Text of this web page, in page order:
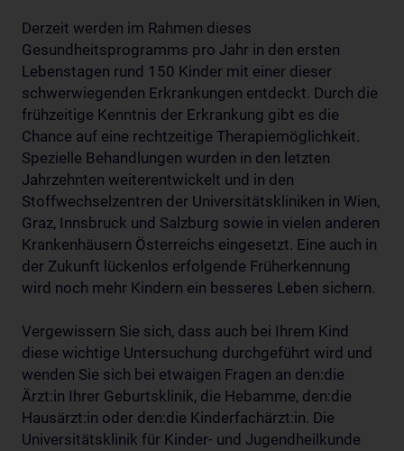
Derzeit werden im Rahmen dieses
Gesundheitsprogramms pro Jahr in den ersten
Lebenstagen rund 150 Kinder mit einer dieser
schwerwiegenden Erkrankungen entdeckt. Durch die
frühzeitige Kenntnis der Erkrankung gibt es die
Chance auf eine rechtzeitige Therapiemöglichkeit.
Spezielle Behandlungen wurden in den letzten
Jahrzehnten weiterentwickelt und in den
Stoffwechselzentren der Universitätskliniken in Wien,
Graz, Innsbruck und Salzburg sowie in vielen anderen
Krankenhäusern Österreichs eingesetzt. Eine auch in
der Zukunft lückenlos erfolgende Früherkennung
wird noch mehr Kindern ein besseres Leben sichern.
Vergewissern Sie sich, dass auch bei Ihrem Kind
diese wichtige Untersuchung durchgeführt wird und
wenden Sie sich bei etwaigen Fragen an den:die
Ärzt:in Ihrer Geburtsklinik, die Hebamme, den:die
Hausärzt:in oder den:die Kinderfachärzt:in. Die
Universitätsklinik für Kinder- und Jugendheilkunde